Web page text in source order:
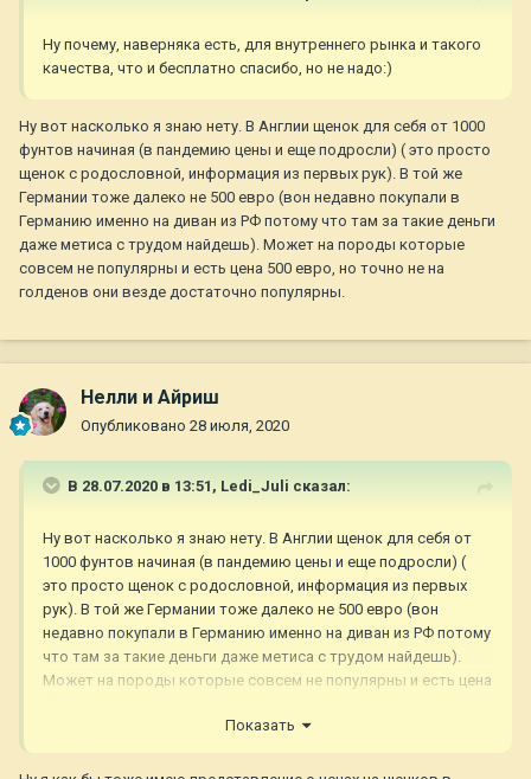
Ну почему, наверняка есть, для внутреннего рынка и такого
качества, что и бесплатно спасибо, но не надо:)
Ну вот насколько я знаю нету. В Англии щенок для себя от 1000
фунтов начиная (в пандемию цены и еще подросли) ( это просто
щенок с родословной, информация из первых рук). В той же
Германии тоже далеко не 500 евро (вон недавно покупали в
Германию именно на диван из РФ потому что там за такие деньги
даже метиса с трудом найдешь). Может на породы которые
совсем не популярны и есть цена 500 евро, но точно не на
голденов они везде достаточно популярны.
Нелли и Айриш
Опубликовано 28 июля, 2020
В 28.07.2020 в 13:51, Ledi_Juli сказал:
Ну вот насколько я знаю нету. В Англии щенок для себя от
1000 фунтов начиная (в пандемию цены и еще подросли) (
это просто щенок с родословной, информация из первых
рук). В той же Германии тоже далеко не 500 евро (вон
недавно покупали в Германию именно на диван из РФ потому
что там за такие деньги даже метиса с трудом найдешь).
Может на породы которые совсем не популярны и есть цена
Показать